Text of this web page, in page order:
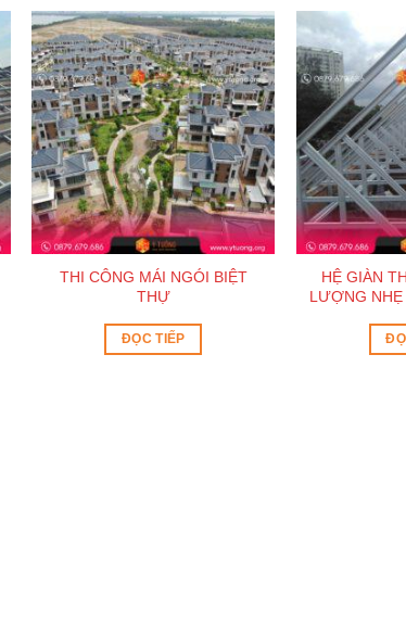
THI CÔNG MÁI NGÓI BIỆT
THỰ
ĐỌC TIẾP
HỆ GIÀN
LƯỢNG